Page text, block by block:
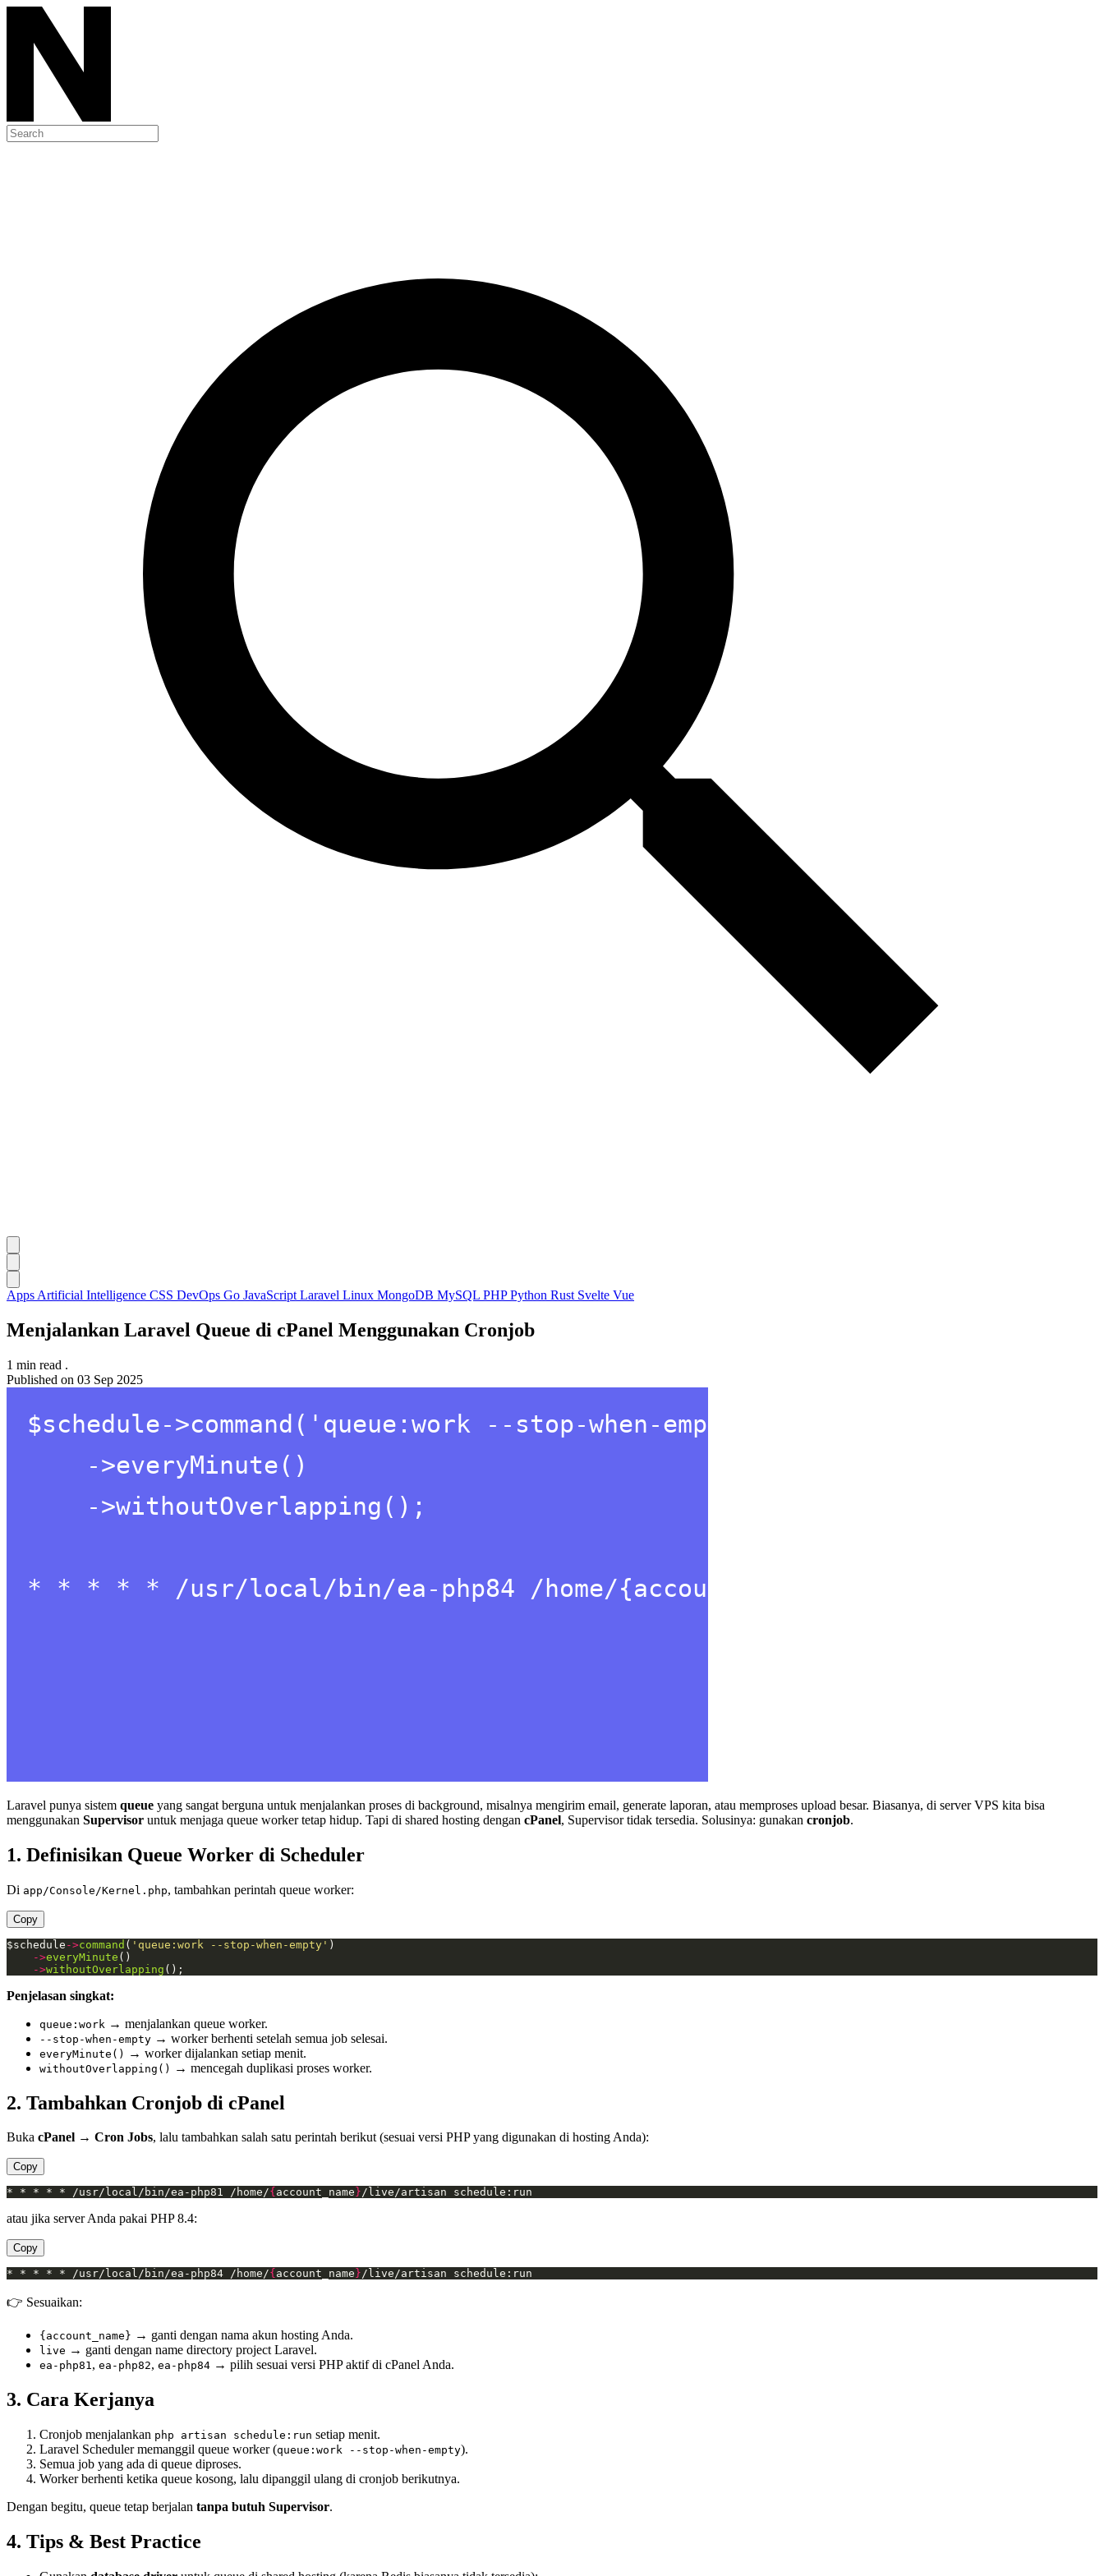
Apps Artificial Intelligence CSS DevOps Go JavaScript Laravel Linux MongoDB MySQL PHPPython Rust Svelte Vue
Menjalankan Laravel Queue di cPanel Menggunakan Cronjob
1 min read .
Published on 03 Sep 2025
Laravel punya sistem queue yang sangat berguna untuk menjalankan proses di background, misalnya mengirim email, generate laporan, atau memproses upload besar. Biasanya, di server VPS kita bisa
menggunakan Supervisor untuk menjaga queue worker tetap hidup. Tapi di shared hosting dengan cPanel, Supervisor tidak tersedia. Solusinya: gunakan cronjob.
1. Definisikan Queue Worker di Scheduler
Di app/Console/Kernel.php, tambahkan perintah queue worker:
Copy
$schedule ->command ( 'queue:work --stop-when-empty'
->everyMinute
->withoutOverlapping ();
Penjelasan singkat:
queue:work → menjalankan queue worker.
--stop-when-empty → worker berhenti setelah semua job selesai.
everyMinute() → worker dijalankan setiap menit.
withoutOverlapping() → mencegah duplikasi proses worker.
2. Tambahkan Cronjob di cPanel
Buka cPanel → Cron Jobs, lalu tambahkan salah satu perintah berikut (sesuai versi PHP yang digunakan di hosting Anda):
Copy
* * * * * /usr/local/bin/ea-php81 /home/{ account_name }/live/artisan schedule:run
atau jika server Anda pakai PHP 8.4:
Copy
* * * * * /usr/local/bin/ea-php84 /home/{ account_name }/live/artisan schedule:run
👉 Sesuaikan:
{account_name} → ganti dengan nama akun hosting Anda.
live → ganti dengan name directory project Laravel.
ea-php81, ea-php82, ea-php84 → pilih sesuai versi PHP aktif di cPanel Anda.
3. Cara Kerjanya
Cronjob menjalankan php artisan schedule:run setiap menit.
Laravel Scheduler memanggil queue worker (queue:work --stop-when-empty).
Semua job yang ada di queue diproses.
Worker berhenti ketika queue kosong, lalu dipanggil ulang di cronjob berikutnya.
Dengan begitu, queue tetap berjalan tanpa butuh Supervisor.
4. Tips & Best Practice